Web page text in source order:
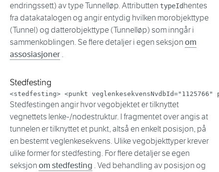
endringssett) av type Tunnelløp. Attributten typeIdhentes
fra datakatalogen og angir entydig hvilken morobjekttype
(Tunnel) og datterobjekttype (Tunnelløp) som inngår i
sammenkoblingen. Se flere detaljer i egen seksjonom
assosiasjoner.
Stedfesting
<stedfesting> <punkt veglenkesekvensNvdbId=" 1125766 "
Stedfestingen angir hvor vegobjektet er tilknyttet
vegnettets lenke-/nodestruktur. I fragmentet over angis at
tunnelen er tilknyttet et punkt, altså en enkelt posisjon, på
en bestemt veglenkesekvens. Ulike vegobjekttyper krever
ulike former for stedfesting. For flere detaljer se egen
seksjonom stedfesting . Ved behandling av posisjon og